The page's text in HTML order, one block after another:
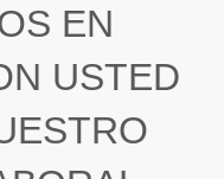
EN
USTED